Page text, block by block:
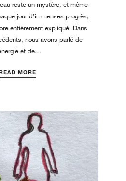
reste un mystère, et même
jour d’immenses progrès,
entièrement expliqué. Dans
nous avons parlé de
et de…
MORE